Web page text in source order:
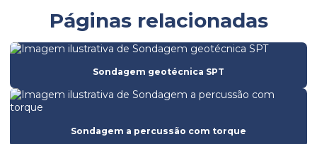
Batimetria empresas
Batimetria de lagos
Empresa de análise de solo
Empresa de batimetria
Páginas relacionadas
Sondagem geotécnica SPT
Sondagem a percussão com torque